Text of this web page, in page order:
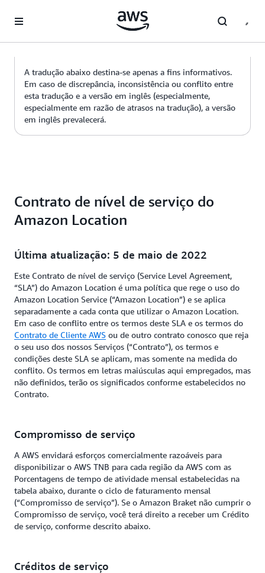
Pular para o conteúdo principal
A tradução abaixo destina-se apenas a fins informativos.
Em caso de discrepância, inconsistência ou conflito entre
esta tradução e a versão em inglês (especialmente,
especialmente em razão de atrasos na tradução), a versão
em inglês prevalecerá.
Contrato de nível de serviço do
Amazon Location
Última atualização: 5 de maio de 2022
Este Contrato de nível de serviço (Service Level Agreement,
“SLA”) do Amazon Location é uma política que rege o uso do
Amazon Location Service (“Amazon Location”) e se aplica
separadamente a cada conta que utilizar o Amazon Location.
Em caso de conflito entre os termos deste SLA e os termos do
Contrato de Cliente AWS ou de outro contrato conosco que reja
o seu uso dos nossos Serviços (“Contrato”), os termos e
condições deste SLA se aplicam, mas somente na medida do
conflito. Os termos em letras maiúsculas aqui empregados, mas
não definidos, terão os significados conforme estabelecidos no
Contrato.
Compromisso de serviço
A AWS envidará esforços comercialmente razoáveis para
disponibilizar o AWS TNB para cada região da AWS com as
Porcentagens de tempo de atividade mensal estabelecidas na
tabela abaixo, durante o ciclo de faturamento mensal
(“Compromisso de serviço”). Se o Amazon Braket não cumprir o
Compromisso de serviço, você terá direito a receber um Crédito
de serviço, conforme descrito abaixo.
Créditos de serviço